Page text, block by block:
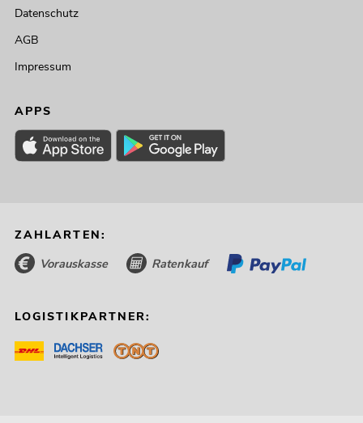
Datenschutz
AGB
Impressum
APPS
ZAHLARTEN:
Vorauskasse Ratenkauf
LOGISTIKPARTNER: